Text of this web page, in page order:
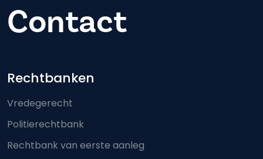
Contact
Footer-menu
Rechtbanken
Vredegerecht
Politierechtbank
Rechtbank van eerste aanleg